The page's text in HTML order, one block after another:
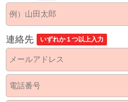
連絡先 いずれか１つ以上入力